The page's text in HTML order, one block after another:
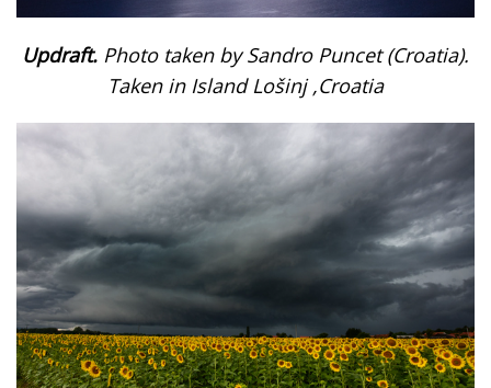
Updraft. Photo taken by Sandro Puncet (Croatia).
Taken in Island Lošinj ,Croatia